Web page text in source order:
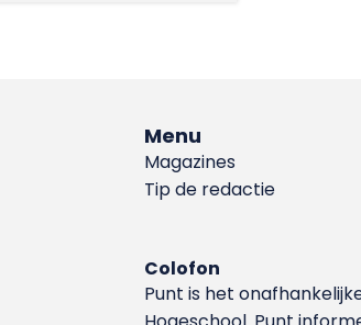
Menu
Magazines
Tip de redactie
Colofon
Punt is het